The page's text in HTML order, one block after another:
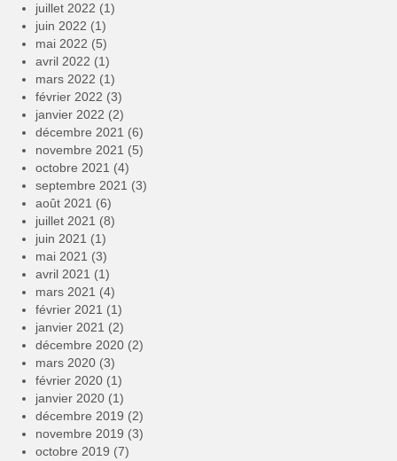
juillet 2022 (1)
juin 2022 (1)
mai 2022 (5)
avril 2022 (1)
mars 2022 (1)
février 2022 (3)
janvier 2022 (2)
décembre 2021 (6)
novembre 2021 (5)
octobre 2021 (4)
septembre 2021 (3)
août 2021 (6)
juillet 2021 (8)
juin 2021 (1)
mai 2021 (3)
avril 2021 (1)
mars 2021 (4)
février 2021 (1)
janvier 2021 (2)
décembre 2020 (2)
mars 2020 (3)
février 2020 (1)
janvier 2020 (1)
décembre 2019 (2)
novembre 2019 (3)
octobre 2019 (7)